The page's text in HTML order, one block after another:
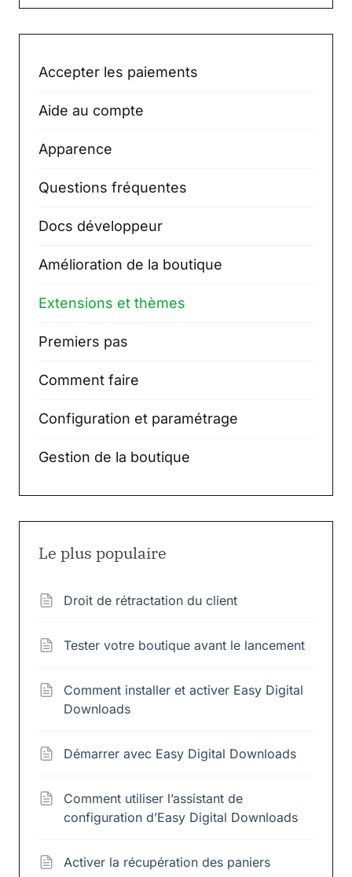
Accepter les paiements
Aide au compte
Apparence
Questions fréquentes
Docs développeur
Amélioration de la boutique
Extensions et thèmes
Premiers pas
Comment faire
Configuration et paramétrage
Gestion de la boutique
Le plus populaire
Droit de rétractation du client
Tester votre boutique avant le lancement
Comment installer et activer Easy Digital
Downloads
Démarrer avec Easy Digital Downloads
Comment utiliser l’assistant de
configuration d’Easy Digital Downloads
Activer la récupération des paniers